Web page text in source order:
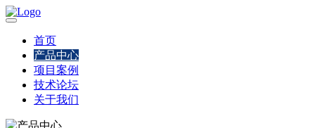
首页
产品中心
项目案例
技术论坛
关于我们